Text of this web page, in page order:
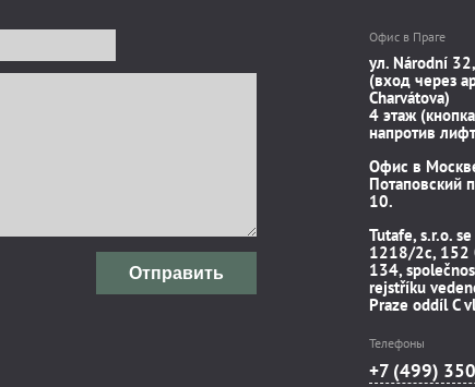
Отправить
Офис в Праге
ул. Národní
(вход через
Charvátova)
4 этаж
напротив
Офис в
Потаповский
10.
Tutafe, s.r.o.
1218/2c, 152
134,
rejstříku
Praze oddíl C
Телефоны
+7 (499)